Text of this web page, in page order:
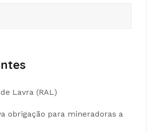
Lavra (RAL)
obrigação para mineradoras a